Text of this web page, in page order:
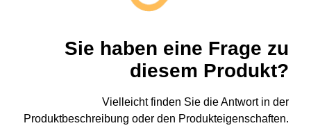
Sie haben eine Frage zu
diesem Produkt?
Vielleicht finden Sie die Antwort in der
Produktbeschreibung oder den Produkteigenschaften.